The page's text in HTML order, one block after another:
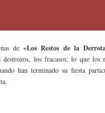
de «Los Restos de la
destrozos, los fracasos; lo que los
han terminado su fiesta